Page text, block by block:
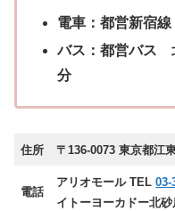
電車：都営新宿
バス：都営バス
分
住所 〒136-0073 東京都江
電話
アリオモール TEL03-
イトーヨーカドー北